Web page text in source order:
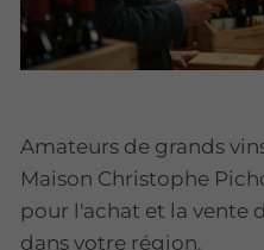
Amateurs de grands
Maison Christophe
pour l'achat et la vente
dans votre région.